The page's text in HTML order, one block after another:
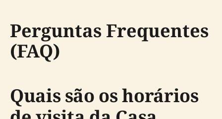
Perguntas Frequentes
(FAQ)
Quais são os horários